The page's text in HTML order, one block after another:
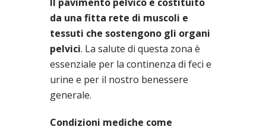
da una fitta rete di muscoli e
tessuti che sostengono gli organi
pelvici. La salute di questa zona è
essenziale per la continenza di feci e
urine e per il nostro benessere
generale.
Condizioni mediche come